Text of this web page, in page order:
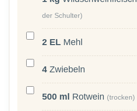
der Schulter)
2 EL Mehl
4 Zwiebeln
500 ml Rotwein (trocken)